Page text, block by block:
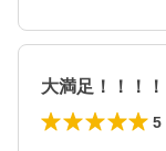
5